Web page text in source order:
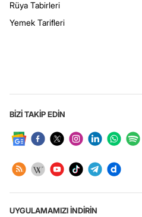
Rüya Tabirleri
Yemek Tarifleri
BİZİ TAKİP EDİN
UYGULAMAMIZI İNDİRİN